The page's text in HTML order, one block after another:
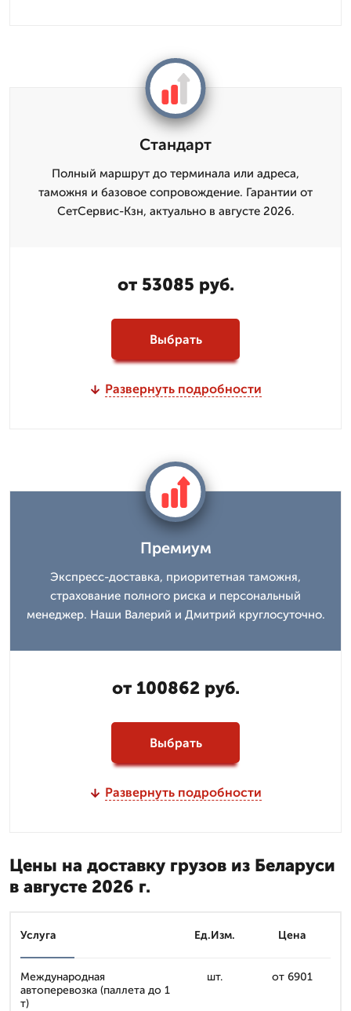
Стандарт
Полный маршрут до терминала или адреса,
таможня и базовое сопровождение. Гарантии от
СетСервис-Кзн, актуально в августе 2026.
от 53085 руб.
Выбрать
Развернуть подробности
Премиум
Экспресс-доставка, приоритетная таможня,
страхование полного риска и персональный
менеджер. Наши Валерий и Дмитpий круглосуточно.
от 100862 руб.
Выбрать
Развернуть подробности
Цены на доставку грузов из Беларуси
в августе 2026 г.
Услуга Ед.Изм. Цена
Международная
автоперевозка (паллета до 1
т)
шт. от 6901